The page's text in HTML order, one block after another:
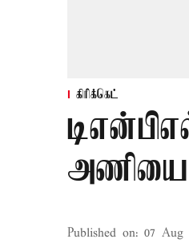
கிரிக்கெட்
அணியை
Published on: 07 Aug